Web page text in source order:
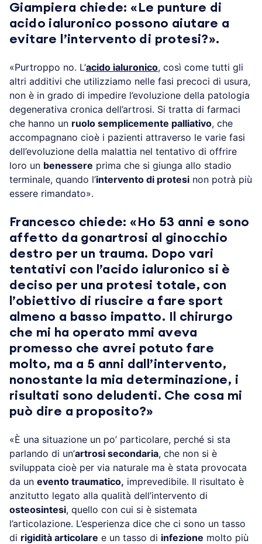
Giampiera chiede: «Le punture di
acido ialuronico possono aiutare a
evitare l’intervento di protesi?».
«Purtroppo no. L’acido ialuronico, così come tutti gli
altri additivi che utilizziamo nelle fasi precoci di usura,
non è in grado di impedire l’evoluzione della patologia
degenerativa cronica dell’artrosi. Si tratta di farmaci
che hanno un ruolo semplicemente palliativo, che
accompagnano cioè i pazienti attraverso le varie fasi
dell’evoluzione della malattia nel tentativo di offrire
loro un benessere prima che si giunga allo stadio
terminale, quando l’intervento di protesi non potrà più
essere rimandato».
Francesco chiede: «Ho 53 anni e sono
affetto da gonartrosi al ginocchio
destro per un trauma. Dopo vari
tentativi con l’acido ialuronico si è
deciso per una protesi totale, con
l’obiettivo di riuscire a fare sport
almeno a basso impatto. Il chirurgo
che mi ha operato mmi aveva
promesso che avrei potuto fare
molto, ma a 5 anni dall’intervento,
nonostante la mia determinazione, i
risultati sono deludenti. Che cosa mi
può dire a proposito?»
«È una situazione un po’ particolare, perché si sta
parlando di un’artrosi secondaria, che non si è
sviluppata cioè per via naturale ma è stata provocata
da un evento traumatico, imprevedibile. Il risultato è
anzitutto legato alla qualità dell’intervento di
osteosintesi, quello con cui si è sistemata
l’articolazione. L’esperienza dice che ci sono un tasso
di rigidità articolare e un tasso di infezione molto più